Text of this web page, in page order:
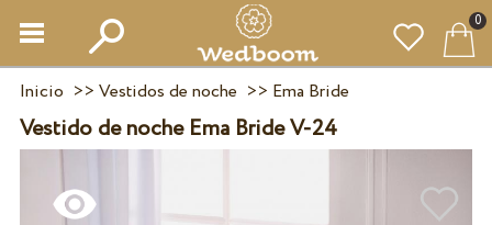
0
Inicio >> Vestidos de noche >> Ema Bride
Vestido de noche Ema Bride V-24